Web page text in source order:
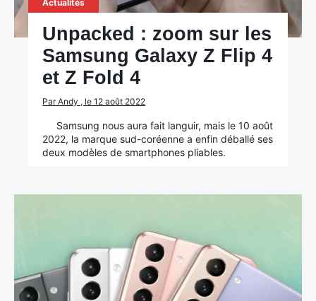
Actualités
Unpacked : zoom sur les
Samsung Galaxy Z Flip 4
et Z Fold 4
Par Andy , le 12 août 2022
Samsung nous aura fait languir, mais le 10 août
2022, la marque sud-coréenne a enfin déballé ses
deux modèles de smartphones pliables.